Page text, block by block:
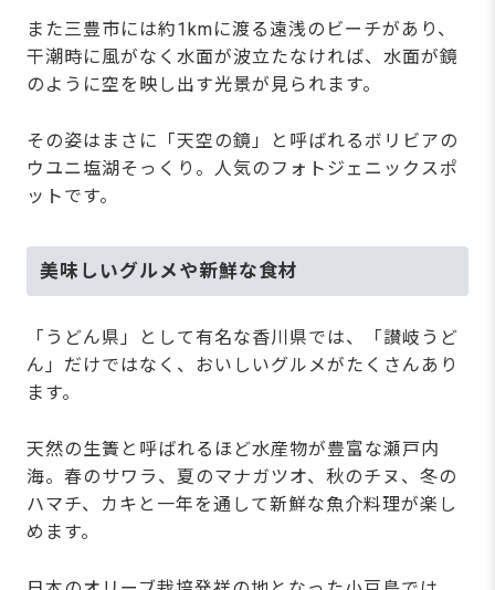
また三豊市には約1kmに渡る遠浅のビーチがあり、
干潮時に風がなく水面が波立たなければ、水面が鏡
のように空を映し出す光景が見られます。
その姿はまさに「天空の鏡」と呼ばれるボリビアの
ウユニ塩湖そっくり。人気のフォトジェニックスポ
ットです。
美味しいグルメや新鮮な食材
「うどん県」として有名な香川県では、「讃岐うど
ん」だけではなく、おいしいグルメがたくさんあり
ます。
天然の生簀と呼ばれるほど水産物が豊富な瀬戸内
海。春のサワラ、夏のマナガツオ、秋のチヌ、冬の
ハマチ、カキと一年を通して新鮮な魚介料理が楽し
めます。